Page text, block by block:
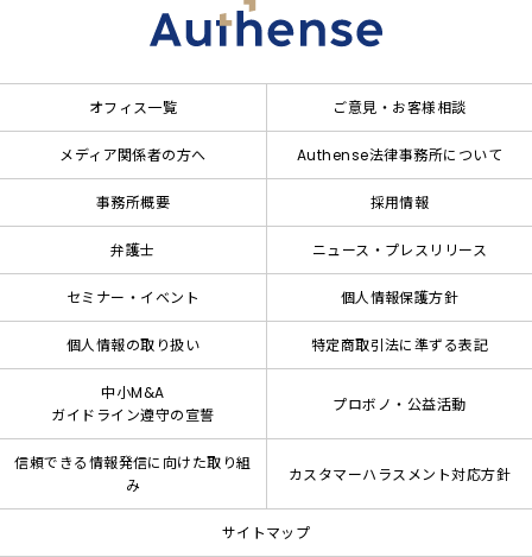
オフィス一覧 ご意見・お客様相談
メディア関係者の方へ Authense法律事務所について
事務所概要 採用情報
弁護士 ニュース・プレスリリース
セミナー・イベント 個人情報保護方針
個人情報の取り扱い 特定商取引法に準ずる表記
中小M&A
ガイドライン遵守の宣誓
プロボノ・公益活動
信頼できる情報発信に向けた取り組
み
カスタマーハラスメント対応方針
サイトマップ